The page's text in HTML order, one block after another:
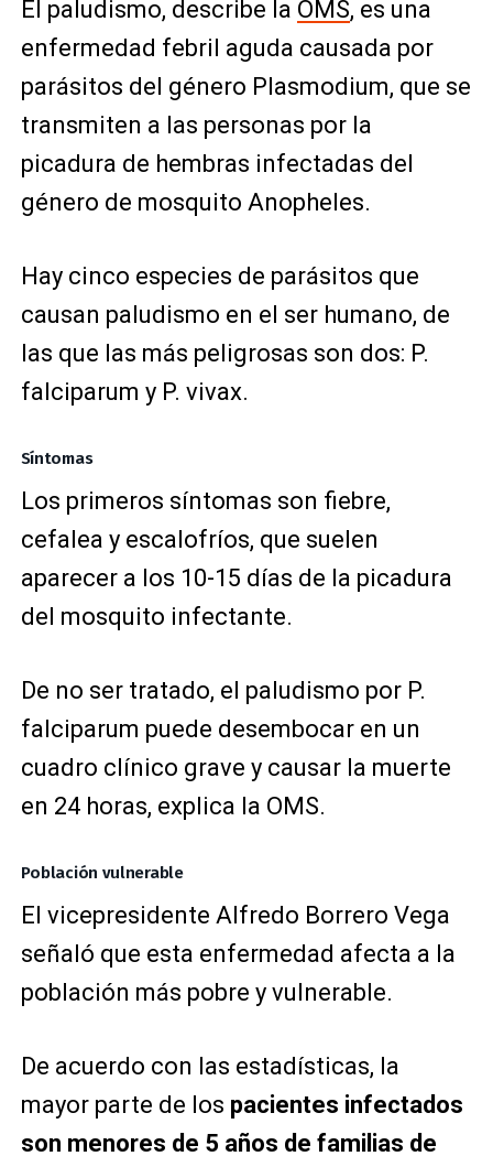
El paludismo, describe la OMS, es una
enfermedad febril aguda causada por
parásitos del género Plasmodium, que se
transmiten a las personas por la
picadura de hembras infectadas del
género de mosquito Anopheles.
Hay cinco especies de parásitos que
causan paludismo en el ser humano, de
las que las más peligrosas son dos: P.
falciparum y P. vivax.
Síntomas
Los primeros síntomas son fiebre,
cefalea y escalofríos, que suelen
aparecer a los 10-15 días de la picadura
del mosquito infectante.
De no ser tratado, el paludismo por P.
falciparum puede desembocar en un
cuadro clínico grave y causar la muerte
en 24 horas, explica la OMS.
Población vulnerable
El vicepresidente Alfredo Borrero Vega
señaló que esta enfermedad afecta a la
población más pobre y vulnerable.
De acuerdo con las estadísticas, la
mayor parte de los pacientes infectados
son menores de 5 años de familias de